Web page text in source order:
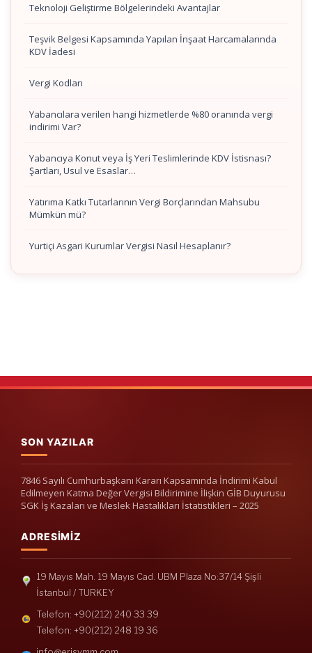
Teknoloji Geliştirme Bölgelerindeki Avantajlar
Teşvik Belgesi Kapsamında Yapılan İnşaat Harcamalarında
KDV İadesi
Vergi Kodları
Yabancılara verilen hangi hizmetlerde %80 oranında vergi
indirimi Var?
Yabancıya Konut veya İş Yeri Teslimlerinde KDV İstisnası?
Şartları, Usul ve Esaslar…
Yatırıma Katkı Tutarlarının Vergi Borçlarından Mahsubu
Mümkün mü?
Yurtiçi Asgari Kurumlar Vergisi Nasıl Hesaplanır?
SON YAZILAR
7846 Sayılı Cumhurbaşkanı Kararı Kapsamında İndirimi Kabul
Edilmeyen Katma Değer Vergisi Bildirimine İlişkin GİB Duyurusu
SGK İş Kazaları ve Meslek Hastalıkları İstatistikleri – 2025
ADRESIMIZ
19 Mayıs Mah. 19 Mayıs Cad. UBM Plaza No:37/14 Şişli
İstanbul / TURKEY
Telefon: +90(212) 240 33 39
Telefon: +90(212) 248 19 36